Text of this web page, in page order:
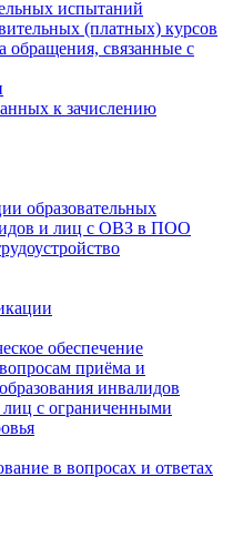
испытаний
(платных) курсов
обращения, связанные с
к зачислению
образовательных
и лиц с ОВЗ в ПОО
обеспечение
приёма и
инвалидов
лиц с ограниченными
в вопросах и ответах